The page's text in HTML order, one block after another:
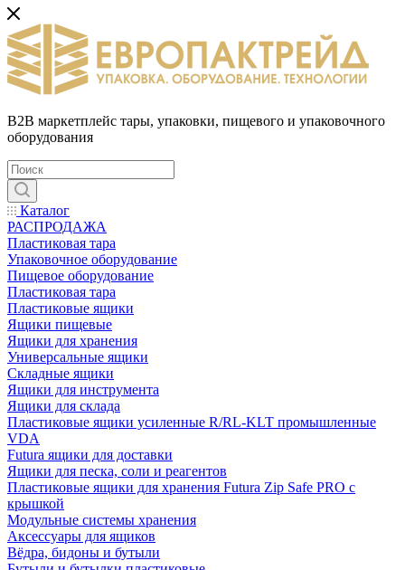
B2B маркетплейс тары, упаковки, пищевого и упаковочного
оборудования
Каталог
РАСПРОДАЖА
Пластиковая тара
Упаковочное оборудование
Пищевое оборудование
Пластиковая тара
Пластиковые ящики
Ящики пищевые
Ящики для хранения
Универсальные ящики
Складные ящики
Ящики для инструмента
Ящики для склада
Пластиковые ящики усиленные R/RL-KLT промышленные
VDA
Futura ящики для доставки
Ящики для песка, соли и реагентов
Пластиковые ящики для хранения Futura Zip Safe PRO с
крышкой
Модульные системы хранения
Аксессуары для ящиков
Вёдра, бидоны и бутыли